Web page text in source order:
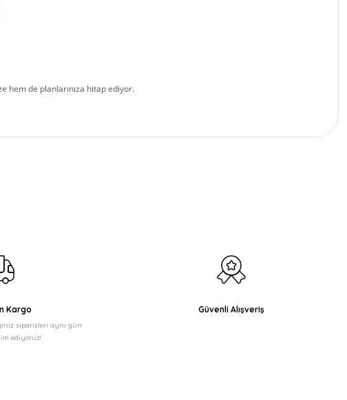
hem de planlarınıza hitap ediyor.
Kargo
siparişleri aynı gün
ediyoruz!
Güvenli Alışveriş